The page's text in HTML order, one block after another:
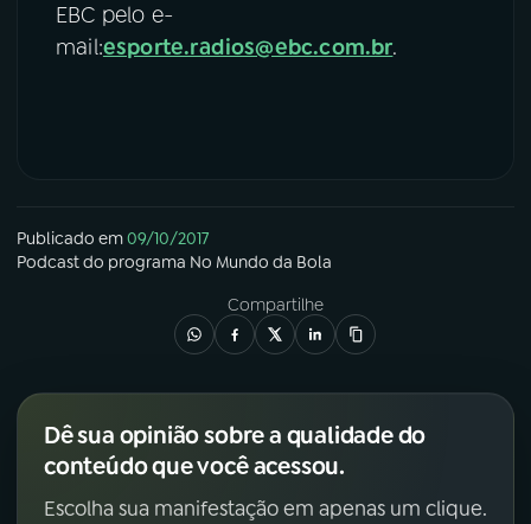
EBC pelo e-
mail:esporte.radios@ebc.com.br.
Publicado em09/10/2017
Podcastdo programa No Mundo da Bola
Compartilhe
Dê sua opinião sobre a qualidade do
conteúdo que você acessou.
Escolha sua manifestação em apenas um clique.